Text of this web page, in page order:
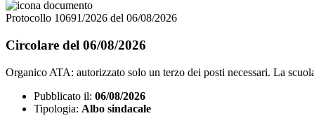
Protocollo 10691/2026 del 06/08/2026
Circolare del 06/08/2026
Organico ATA: autorizzato solo un terzo dei posti necessari. La
Pubblicato il: 06/08/2026
Tipologia: Albo sindacale